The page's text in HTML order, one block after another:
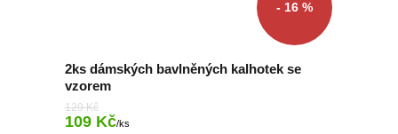
- 16 %
2ks dámských bavlněných kalhotek se
vzorem
129 Kč
109 Kč/ks